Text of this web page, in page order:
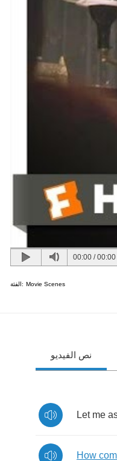
00:00 /00:00
الفئة: Movie Scenes
نص الفيديو
Let me
How